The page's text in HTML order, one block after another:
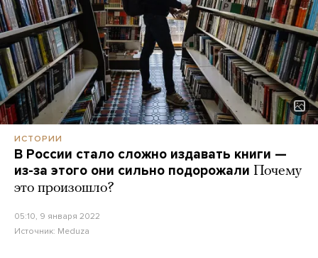
ИСТОРИИ
В России стало сложно издавать книги —
из-за этого они сильно подорожали Почему
это произошло?
05:10, 9 января 2022
Источник: Meduza